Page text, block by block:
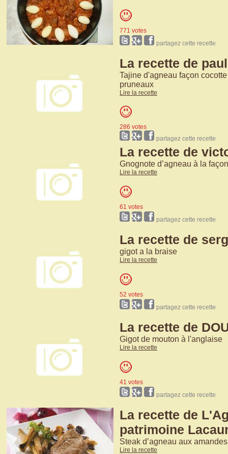
771 votes
partagez cette recette
La recette de
Tajine d'agneau façon
pruneaux
Lire la recette
286 votes
partagez cette recette
La recette de
Gnognote d’agneau à la
Lire la recette
61 votes
partagez cette recette
La recette de
gigot a la braise
Lire la recette
52 votes
partagez cette recette
La recette de
Gigot de mouton à l'anglaise
Lire la recette
41 votes
partagez cette recette
La recette de
patrimoine
Steak d’agneau aux
Lire la recette